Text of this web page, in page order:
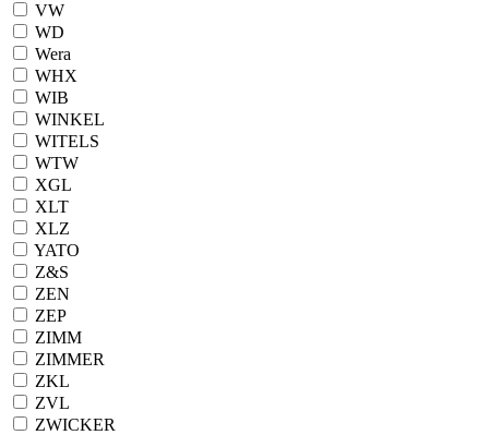
VW
WD
Wera
WHX
WIB
WINKEL
WITELS
WTW
XGL
XLT
XLZ
YATO
Z&S
ZEN
ZEP
ZIMM
ZIMMER
ZKL
ZVL
ZWICKER